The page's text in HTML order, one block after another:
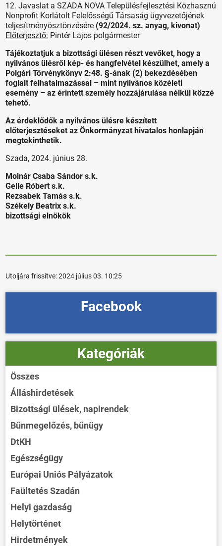
12. Javaslat a SZADA NOVA Településfejlesztési Közhasznú
Nonprofit Korlátolt Felelősségű Társaság ügyvezetőjének
teljesítményösztönzésére (92/2024. sz. anyag,kivonat)
Előterjesztő: Pintér Lajos polgármester
Tájékoztatjuk a bizottsági ülésen részt vevőket, hogy a
nyilvános ülésről kép- és hangfelvétel készülhet, amely a
Polgári Törvénykönyv 2:48. §-ának (2) bekezdésében
foglalt felhatalmazással – mint nyilvános közéleti
esemény – az érintett személy hozzájárulása nélkül közzé
tehető.
Az érdeklődők a nyilvános ülésre készített
előterjesztéseket az Önkormányzat hivatalos honlapján
megtekinthetik.
Szada, 2024. június 28.
Molnár Csaba Sándor s.k.
Gelle Róbert s.k.
Rezsabek Tamás s.k.
Székely Beatrix s.k.
bizottsági elnökök
Utoljára frissítve:2024 július 03. 10:25
Facebook
Kategóriák
Összes
Álláshirdetések
Bizottsági ülések, napirendek
Bűnmegelőzés, bűnügy
DtKH
Egészségügy
Európai Uniós Pályázatok
Faültetés Szadán
Helyi gazdaság
Helytörténet
Hirdetmények